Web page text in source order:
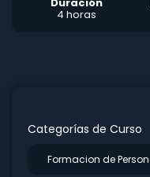
4 horas
Categorías de Curso